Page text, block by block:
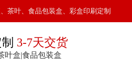
茶叶、食品包装盒、彩盒印刷定制
3-7天交货
叶盒|食品包装盒